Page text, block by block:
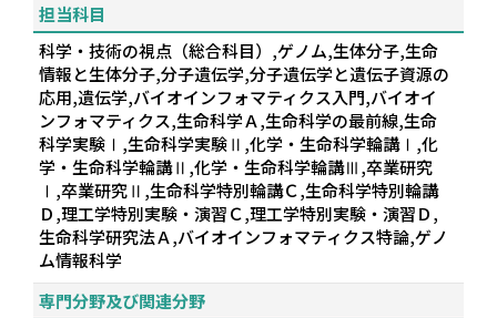
担当科目
科学・技術の視点（総合科目）,ゲノム,生体分子,生命
情報と生体分子,分子遺伝学,分子遺伝学と遺伝子資源の
応用,遺伝学,バイオインフォマティクス入門,バイオイ
ンフォマティクス,生命科学Ａ,生命科学の最前線,生命
科学実験Ⅰ,生命科学実験Ⅱ,化学・生命科学輪講Ⅰ,化
学・生命科学輪講Ⅱ,化学・生命科学輪講Ⅲ,卒業研究
Ⅰ,卒業研究Ⅱ,生命科学特別輪講Ｃ,生命科学特別輪講
Ｄ,理工学特別実験・演習Ｃ,理工学特別実験・演習Ｄ,
生命科学研究法Ａ,バイオインフォマティクス特論,ゲノ
ム情報科学
専門分野及び関連分野